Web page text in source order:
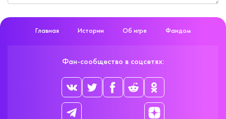
Главная Истории Об игре Фандом
Фан-сообщество в соцсетях: